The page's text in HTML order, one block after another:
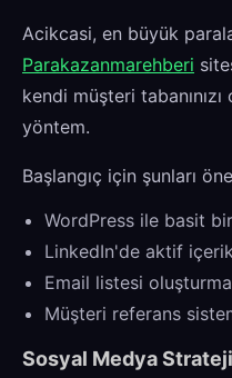
Acikcasi, en büyük
Parakazanmarehberi
kendi müşteri
yöntem.
Başlangıç için şunları
WordPress ile basit
LinkedIn'de aktif
Email listesi oluşturma
Müşteri referans
Sosyal Medya